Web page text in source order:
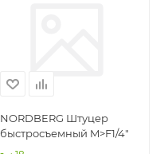
NORDBERG Штуцер
быстросъемный M>F1/4"